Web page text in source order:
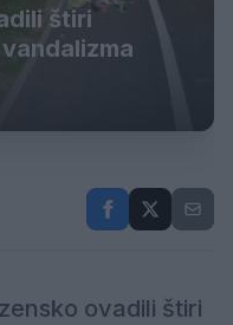
štiri
ovadili štiri